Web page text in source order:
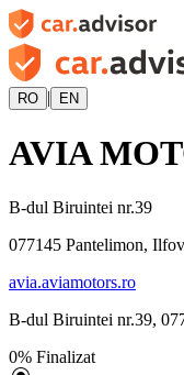
RO | EN
AVIA
B-dul Biruintei nr.39
077145 Pantelimon, Ilfov
avia.aviamotors.ro
B-dul Biruintei nr.39,
0% Finalizat